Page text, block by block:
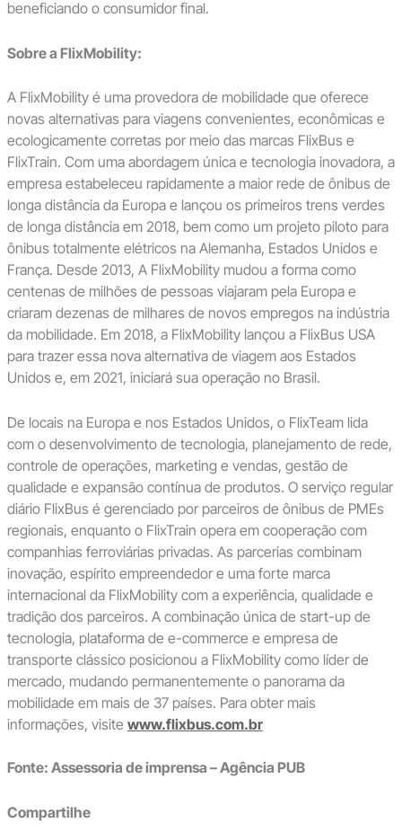
beneficiando o consumidor final.
Sobre a FlixMobility:
A FlixMobility é uma provedora de mobilidade que oferece
novas alternativas para viagens convenientes, econômicas e
ecologicamente corretas por meio das marcas FlixBus e
FlixTrain. Com uma abordagem única e tecnologia inovadora, a
empresa estabeleceu rapidamente a maior rede de ônibus de
longa distância da Europa e lançou os primeiros trens verdes
de longa distância em 2018, bem como um projeto piloto para
ônibus totalmente elétricos na Alemanha, Estados Unidos e
França. Desde 2013, A FlixMobility mudou a forma como
centenas de milhões de pessoas viajaram pela Europa e
criaram dezenas de milhares de novos empregos na indústria
da mobilidade. Em 2018, a FlixMobility lançou a FlixBus USA
para trazer essa nova alternativa de viagem aos Estados
Unidos e, em 2021, iniciará sua operação no Brasil.
De locais na Europa e nos Estados Unidos, o FlixTeam lida
com o desenvolvimento de tecnologia, planejamento de rede,
controle de operações, marketing e vendas, gestão de
qualidade e expansão contínua de produtos. O serviço regular
diário FlixBus é gerenciado por parceiros de ônibus de PMEs
regionais, enquanto o FlixTrain opera em cooperação com
companhias ferroviárias privadas. As parcerias combinam
inovação, espírito empreendedor e uma forte marca
internacional da FlixMobility com a experiência, qualidade e
tradição dos parceiros. A combinação única de start-up de
tecnologia, plataforma de e-commerce e empresa de
transporte clássico posicionou a FlixMobility como líder de
mercado, mudando permanentemente o panorama da
mobilidade em mais de 37 países. Para obter mais
informações, visite www.flixbus.com.br
Fonte: Assessoria de imprensa – Agência PUB
Compartilhe